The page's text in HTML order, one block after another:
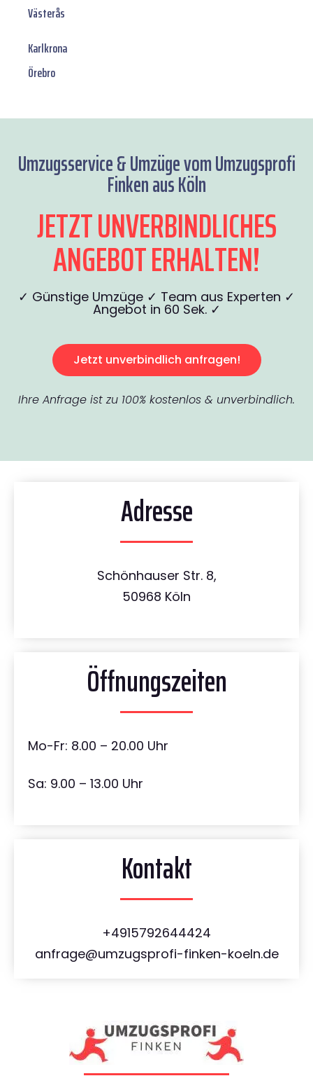
Västerås
Karlkrona
Örebro
Umzugsservice & Umzüge vom Umzugsprofi
Finken aus Köln
JETZT UNVERBINDLICHES
ANGEBOT ERHALTEN!
✓ Günstige Umzüge ✓ Team aus Experten ✓
Angebot in 60 Sek. ✓
Jetzt unverbindlich anfragen!
Ihre Anfrage ist zu 100% kostenlos & unverbindlich.
Adresse
Schönhauser Str. 8,
50968 Köln
Öffnungszeiten
Mo-Fr: 8.00 – 20.00 Uhr
Sa: 9.00 – 13.00 Uhr
Kontakt
+4915792644424
anfrage@umzugsprofi-finken-koeln.de